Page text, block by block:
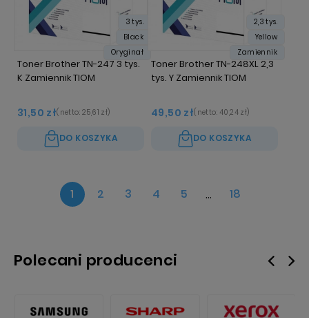
Toner Brother TN-247 3 tys.
K Zamiennik TIOM
31,50 zł(netto: 25,61 zł)
DO KOSZYKA
3 tys.
Black
Oryginał
Toner Brother TN-248XL 2,3
tys. Y Zamiennik TIOM
49,50 zł(netto: 40,24 zł)
DO KOSZYKA
2,3 tys.
Yellow
Zamiennik
1 2 3 4 5 ... 18
Polecani producenci